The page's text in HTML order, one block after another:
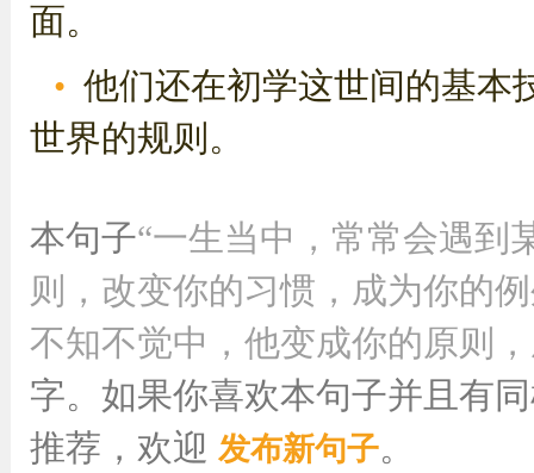
面。
他们还在初学这世间的基本
世界的规则。
本句子“一生当中，常常会遇到
则，改变你的习惯，成为你的
不知不觉中，他变成你的原则
字。如果你喜欢本句子并且有
推荐，欢迎 发布新句子。